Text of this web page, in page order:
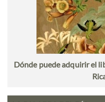
Dónde puede adquirir el